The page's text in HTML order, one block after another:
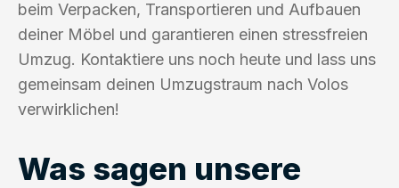
beim Verpacken, Transportieren und Aufbauen
deiner Möbel und garantieren einen stressfreien
Umzug. Kontaktiere uns noch heute und lass uns
gemeinsam deinen Umzugstraum nach Volos
verwirklichen!
Was sagen unsere